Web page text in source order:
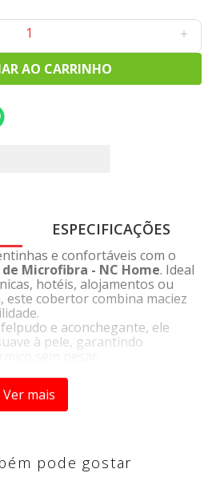
＋
AO CARRINHO
ESPECIFICAÇÕES
e confortáveis com o
Microfibra - NC Home. Ideal
hotéis, alojamentos ou
este cobertor combina maciez
e aconchegante, ele
à pele, garantindo
Ver mais
pode gostar